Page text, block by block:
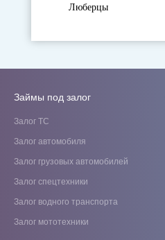
Люберцы
Займы под залог
Залог ТС
Залог автомобиля
Залог грузовых автомобилей
Залог спецтехники
Залог водного транспорта
Залог мототехники